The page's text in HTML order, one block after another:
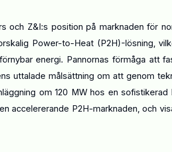
och Z&I:s position på marknaden för
Power-to-Heat (P2H)-lösning,
energi. Pannornas förmåga att
uttalade målsättning om att genom
om 120 MW hos en sofistikerad
accelererande P2H-marknaden, och